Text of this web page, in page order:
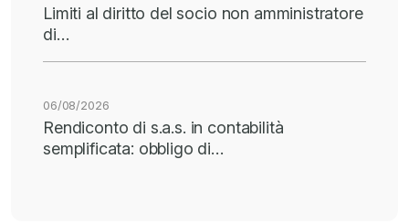
Limiti al diritto del socio non amministratore
di…
06/08/2026
Rendiconto di s.a.s. in contabilità
semplificata: obbligo di…